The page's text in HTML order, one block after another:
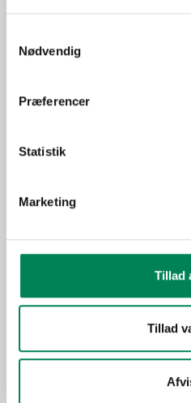
Nødvendig
Præferencer
Statistik
Marketing
Tillad
Tillad
hybrid ‘Cheryl’
Kalanchoe interspecific
Queen® RoseFlowers®
hybrid ‘ClaraQ2’
Billeder